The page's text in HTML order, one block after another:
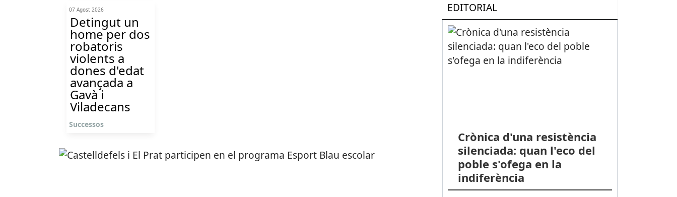
07 Agost 2026
Detingut un
home per dos
robatoris
violents a
dones d'edat
avançada a
Gavà i
Viladecans
Successos
EDITORIAL
Crònica d'una resistència
silenciada: quan l'eco del
poble s'ofega en la
indiferència